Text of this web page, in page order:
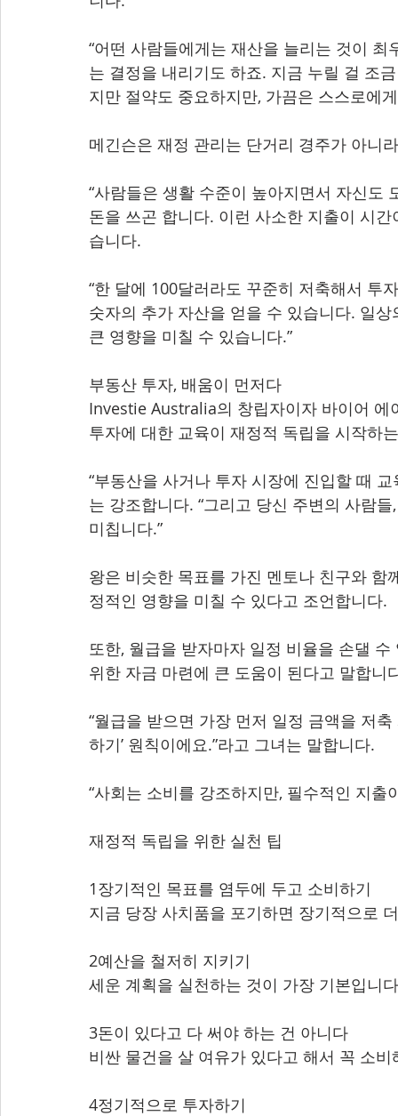
“어떤 사람들에게는 재산을 늘리는 것이
는 결정을 내리기도 하죠. 지금 누릴 걸 조
지만 절약도 중요하지만, 가끔은 스스로에
메긴슨은 재정 관리는 단거리 경주가 아니
“사람들은 생활 수준이 높아지면서 자신
돈을 쓰곤 합니다. 이런 사소한 지출이 시
습니다.
“한 달에 100달러라도 꾸준히 저축해서 투
숫자의 추가 자산을 얻을 수 있습니다. 일
큰 영향을 미칠 수 있습니다.”
부동산 투자, 배움이 먼저다
Investie Australia의 창립자이자 바이어
투자에 대한 교육이 재정적 독립을 시작하
“부동산을 사거나 투자 시장에 진입할 때
는 강조합니다. “그리고 당신 주변의 사람
미칩니다.”
왕은 비슷한 목표를 가진 멘토나 친구와
정적인 영향을 미칠 수 있다고 조언합니다.
또한, 월급을 받자마자 일정 비율을 손댈
위한 자금 마련에 큰 도움이 된다고 말합니
“월급을 받으면 가장 먼저 일정 금액을 저
하기’ 원칙이에요.”라고 그녀는 말합니다.
“사회는 소비를 강조하지만, 필수적인 지
재정적 독립을 위한 실천 팁
1장기적인 목표를 염두에 두고 소비하기
지금 당장 사치품을 포기하면 장기적으로
2예산을 철저히 지키기
세운 계획을 실천하는 것이 가장 기본입니
3돈이 있다고 다 써야 하는 건 아니다
비싼 물건을 살 여유가 있다고 해서 꼭 소
4정기적으로 투자하기